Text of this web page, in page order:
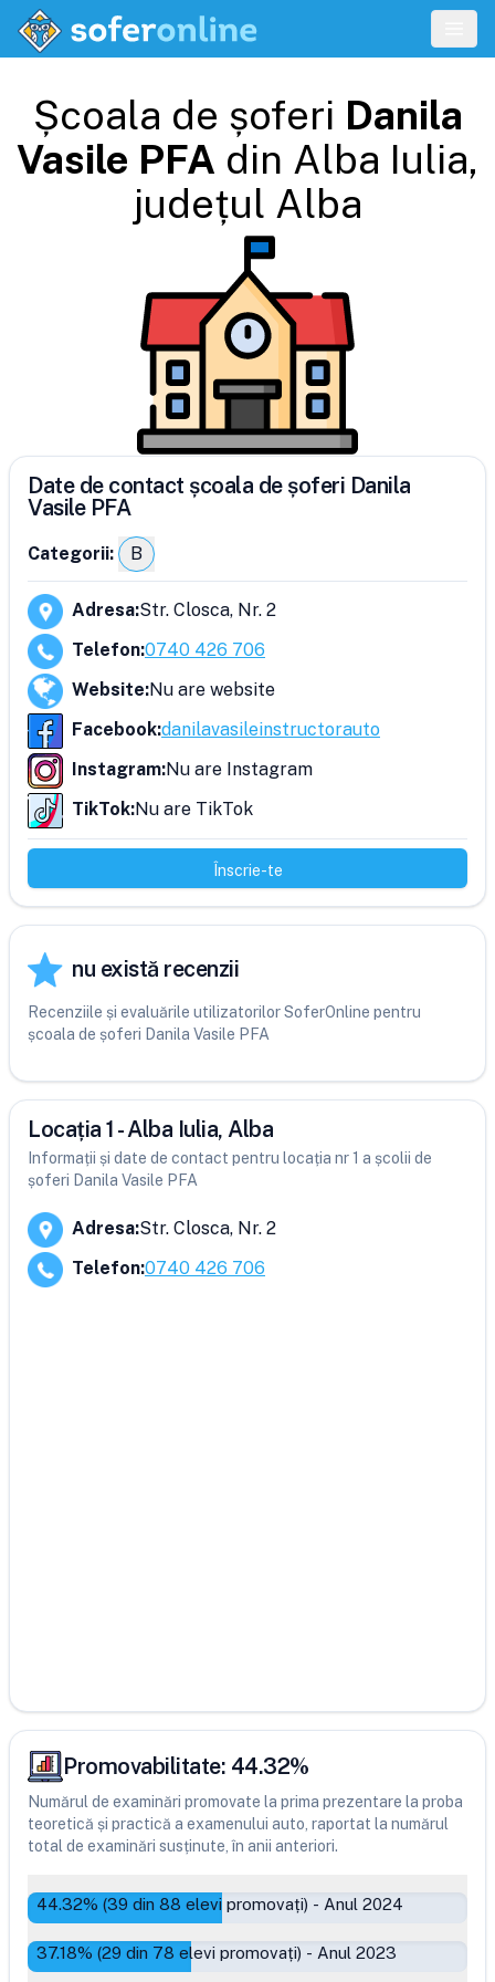
Școala de șoferi Danila
Vasile PFA din Alba Iulia,
județul Alba
Date de contact școala de șoferi Danila
Vasile PFA
Categorii: B
Adresa:Str. Closca, Nr. 2
Telefon:0740 426 706
Website:Nu are website
Facebook:danilavasileinstructorauto
Instagram:Nu are Instagram
TikTok:Nu are TikTok
Înscrie-te
nu există recenzii
Recenziile și evaluările utilizatorilor SoferOnline pentru
școala de șoferi Danila Vasile PFA
Locația 1 - Alba Iulia, Alba
Informații și date de contact pentru locația nr 1 a școlii de
șoferi Danila Vasile PFA
Adresa:Str. Closca, Nr. 2
Telefon:0740 426 706
Promovabilitate: 44.32%
Numărul de examinări promovate la prima prezentare la proba
teoretică și practică a examenului auto, raportat la numărul
total de examinări susținute, în anii anteriori.
44.32% (39 din 88 elevi promovați) - Anul 2024
37.18% (29 din 78 elevi promovați) - Anul 2023